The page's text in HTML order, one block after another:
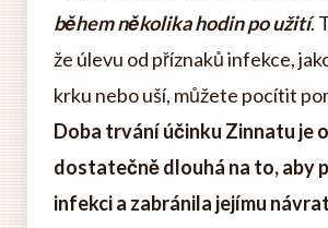
během několika hodin po užití.
že úlevu od příznaků infekce,
krku nebo uší, můžete pocítit
Doba trvání účinku Zinnatu je
dostatečně dlouhá na to, aby
infekci a zabránila jejímu